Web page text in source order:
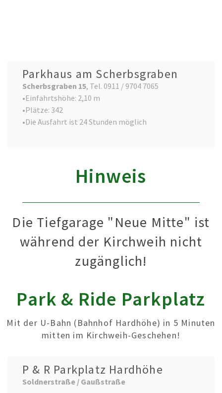
Parkhaus am Scherbsgraben
Scherbsgraben 15, Tel. 0911 / 9704 7065
•Einfahrtshöhe: 2,10 m
•Plätze: 342
•Die Ausfahrt ist 24 Stunden möglich
Hinweis
Die Tiefgarage "Neue Mitte" ist
während der Kirchweih nicht
zugänglich!
Park & Ride Parkplatz
Mit der U-Bahn (Bahnhof Hardhöhe) in 5 Minuten
mitten im Kirchweih-Geschehen!
P & R Parkplatz Hardhöhe
Soldnerstraße / Gaußstraße